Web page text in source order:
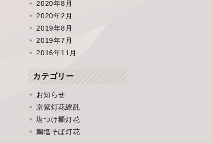
2020年8月
2020年2月
2019年8月
2019年7月
2016年11月
カテゴリー
お知らせ
京紫灯花繚乱
塩つけ麺灯花
鯛塩そば灯花